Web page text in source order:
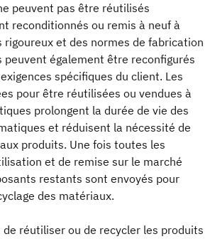
peuvent pas être réutilisés
reconditionnés ou remis à neuf à
rigoureux et des normes de fabrication
peuvent également être reconfigurés
spécifiques du client. Les
pour être réutilisées ou vendues à
prolongent la durée de vie des
et réduisent la nécessité de
produits. Une fois toutes les
et de remise sur le marché
restants sont envoyés pour
des matériaux.
de réutiliser ou de recycler les produits